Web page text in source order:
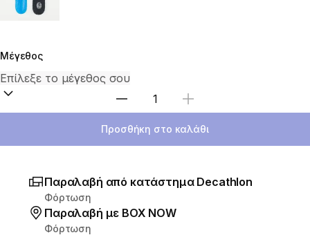
Μέγεθος
Επιλέξτε ποσότητα
Προσθήκη στο καλάθι
Παραλαβή από κατάστημα Decathlon
Φόρτωση
Παραλαβή με ΒΟΧ ΝΟW
Φόρτωση